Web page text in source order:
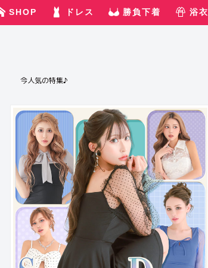
SHOP ドレス 勝負下着 浴衣
今人気の特集♪